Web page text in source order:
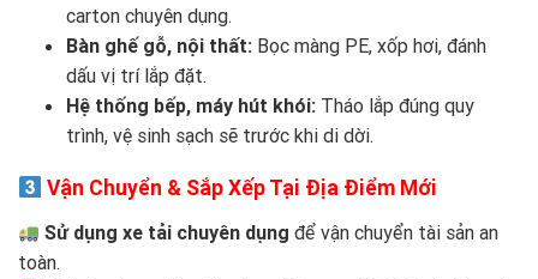
carton chuyên dụng.
Bàn ghế gỗ, nội thất: Bọc màng PE, xốp hơi, đánh
dấu vị trí lắp đặt.
Hệ thống bếp, máy hút khói: Tháo lắp đúng quy
trình, vệ sinh sạch sẽ trước khi di dời.
Vận Chuyển & Sắp Xếp Tại Địa Điểm Mới
Sử dụng xe tải chuyên dụng để vận chuyển tài sản an
toàn.